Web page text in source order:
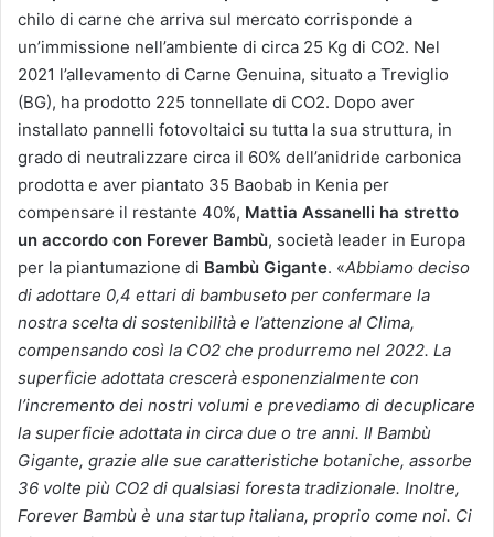
chilo di carne che arriva sul mercato corrisponde a
un’immissione nell’ambiente di circa 25 Kg di CO2. Nel
2021 l’allevamento di Carne Genuina, situato a Treviglio
(BG), ha prodotto 225 tonnellate di CO2. Dopo aver
installato pannelli fotovoltaici su tutta la sua struttura, in
grado di neutralizzare circa il 60% dell’anidride carbonica
prodotta e aver piantato 35 Baobab in Kenia per
compensare il restante 40%, Mattia Assanelli ha stretto
un accordo con Forever Bambù, società leader in Europa
per la piantumazione di Bambù Gigante. «Abbiamo deciso
di adottare 0,4 ettari di bambuseto per confermare la
nostra scelta di sostenibilità e l’attenzione al Clima,
compensando così la CO2 che produrremo nel 2022. La
superficie adottata crescerà esponenzialmente con
l’incremento dei nostri volumi e prevediamo di decuplicare
la superficie adottata in circa due o tre anni. Il Bambù
Gigante, grazie alle sue caratteristiche botaniche, assorbe
36 volte più CO2 di qualsiasi foresta tradizionale. Inoltre,
Forever Bambù è una startup italiana, proprio come noi. Ci